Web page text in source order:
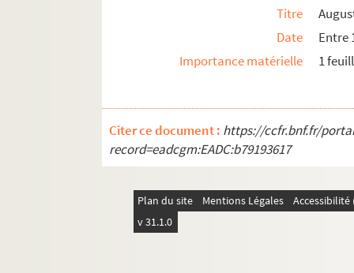
4-MS-FS-15-2585. Adolphe Alexandre
8-MS-FS-15-2147. Johann Heinrich Lips
2-MS-FS-15-208. Alcide-Joseph Lorentz
4-MS-FS-15-2569. Louis Marckl
1-MS-FS-15-30. Edmond Morin
2-MS-FS-15-227. Louis Morin (illustrateur).
8-MS-FS-15-2142. Alfred de Musset
2-MS-FS-15-201. Otto (photographie) .La
2-MS-FS-15-211. Pépin (illustrateur).
Titre
Date
Entre
Importance matérielle
1
Citer ce document : https://ccfr.bnf.fr/
record=eadcgm:EADC:b79193617
Plan du site Mentions Légales
v 31.1.0